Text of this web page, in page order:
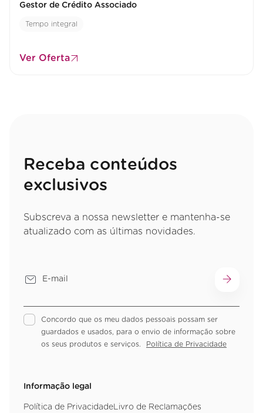
Gestor de Crédito Associado
Tempo integral
Ver Oferta
Receba conteúdos
exclusivos
Subscreva a nossa newsletter e mantenha-se
atualizado com as últimas novidades.
Concordo que os meu dados pessoais possam ser
guardados e usados, para o envio de informação sobre
os seus produtos e serviços.
Política de Privacidade
Informação legal
Política de Privacidade Livro de Reclamações